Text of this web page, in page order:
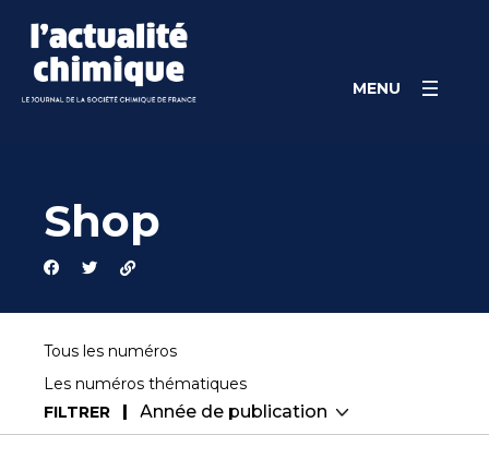
content
MENU
Shop
Tous les numéros
Les numéros thématiques
FILTRER